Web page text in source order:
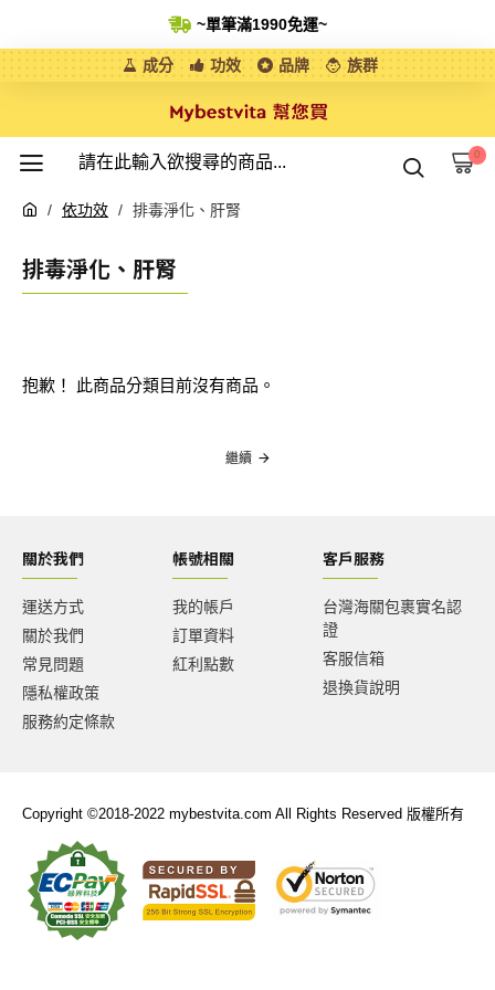
~單筆滿1990免運~
成分 功效 品牌 族群
0
依功效 排毒淨化、肝腎
排毒淨化、肝腎
抱歉！ 此商品分類目前沒有商品。
繼續
關於我們
運送方式
關於我們
常見問題
隱私權政策
服務約定條款
帳號相關
我的帳戶
訂單資料
紅利點數
客戶服務
台灣海關包裹實名認
證
客服信箱
退換貨說明
Copyright ©2018-2022 mybestvita.com All Rights Reserved 版權所有